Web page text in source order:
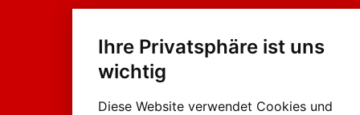
Ihre Privatsphäre ist uns
wichtig
Diese Website verwendet Cookies und
sumzug
Liezen